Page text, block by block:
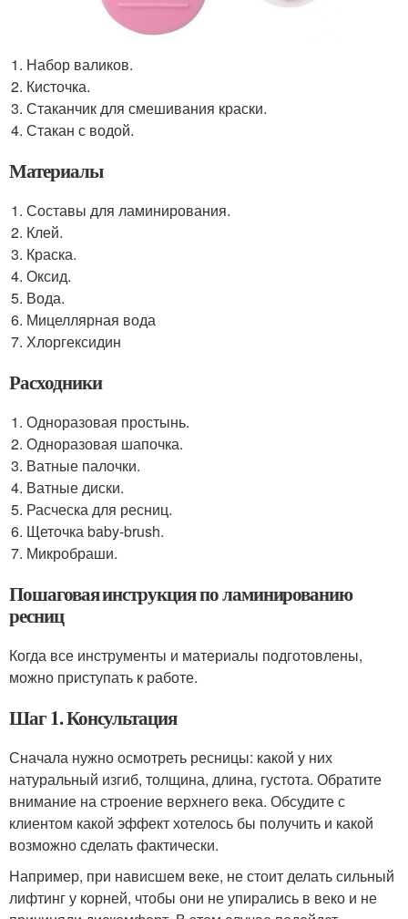
Набор валиков.
Кисточка.
Стаканчик для смешивания краски.
Стакан с водой.
Материалы
Составы для ламинирования.
Клей.
Краска.
Оксид.
Вода.
Мицеллярная вода
Хлоргексидин
Расходники
Одноразовая простынь.
Одноразовая шапочка.
Ватные палочки.
Ватные диски.
Расческа для ресниц.
Щеточка baby-brush.
Микробраши.
Пошаговая инструкция по ламинированию
ресниц
Когда все инструменты и материалы подготовлены,
можно приступать к работе.
Шаг 1. Консультация
Сначала нужно осмотреть ресницы: какой у них
натуральный изгиб, толщина, длина, густота. Обратите
внимание на строение верхнего века. Обсудите с
клиентом какой эффект хотелось бы получить и какой
возможно сделать фактически.
Например, при нависшем веке, не стоит делать сильный
лифтинг у корней, чтобы они не упирались в веко и не